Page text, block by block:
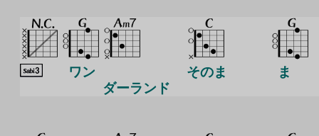
ワン
ダーランド
そのま ま